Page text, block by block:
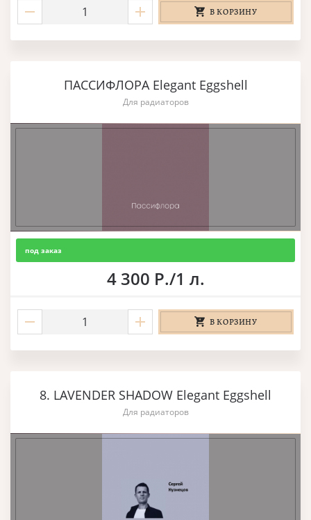
В КОРЗИНУ
ПАССИФЛОРА Elegant Eggshell
Для радиаторов
под заказ
4 300 Р./1 л.
В КОРЗИНУ
8. LAVENDER SHADOW Elegant Eggshell
Для радиаторов